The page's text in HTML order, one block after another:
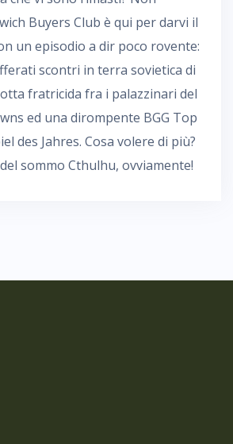
Buyers Club è qui per darvi il
un episodio a dir poco rovente:
scontri in terra sovietica di
fratricida fra i palazzinari del
ed una dirompente BGG Top
des Jahres. Cosa volere di più?
sommo Cthulhu, ovviamente!